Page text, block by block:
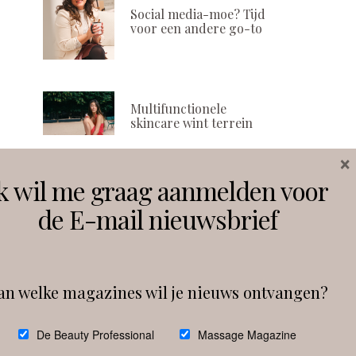
Social media-moe? Tijd
voor een andere go-to
Multifunctionele
skincare wint terrein
Volg ons
Follow on Instagram
wil me graag aanmelden voor
de E-mail nieuwsbrief
welke magazines wil je nieuws ontvangen?
De Beauty Professional Massage Magazine
×